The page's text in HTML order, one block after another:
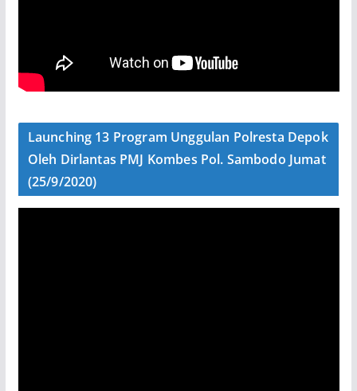
Launching 13 Program Unggulan Polresta Depok
Oleh Dirlantas PMJ Kombes Pol. Sambodo Jumat
(25/9/2020)